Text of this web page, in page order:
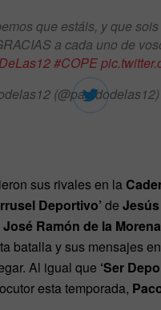
que estáis, y que
a cada uno de
#COPE
(@partidodelas12)
sus rivales en la
Deportivo’ de
José Ramón de la Morena
batalla y sus mensajes
Al igual que ‘Ser
esta temporada,